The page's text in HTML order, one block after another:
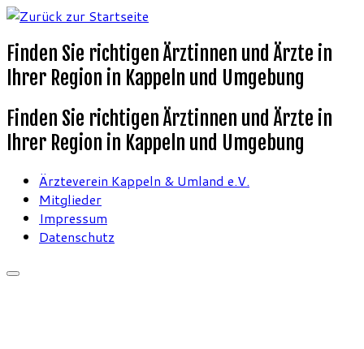
Finden Sie richtigen Ärztinnen und Ärzte in
Ihrer Region in Kappeln und Umgebung
Finden Sie richtigen Ärztinnen und Ärzte in
Ihrer Region in Kappeln und Umgebung
Ärzteverein Kappeln & Umland e.V.
Mitglieder
Impressum
Datenschutz